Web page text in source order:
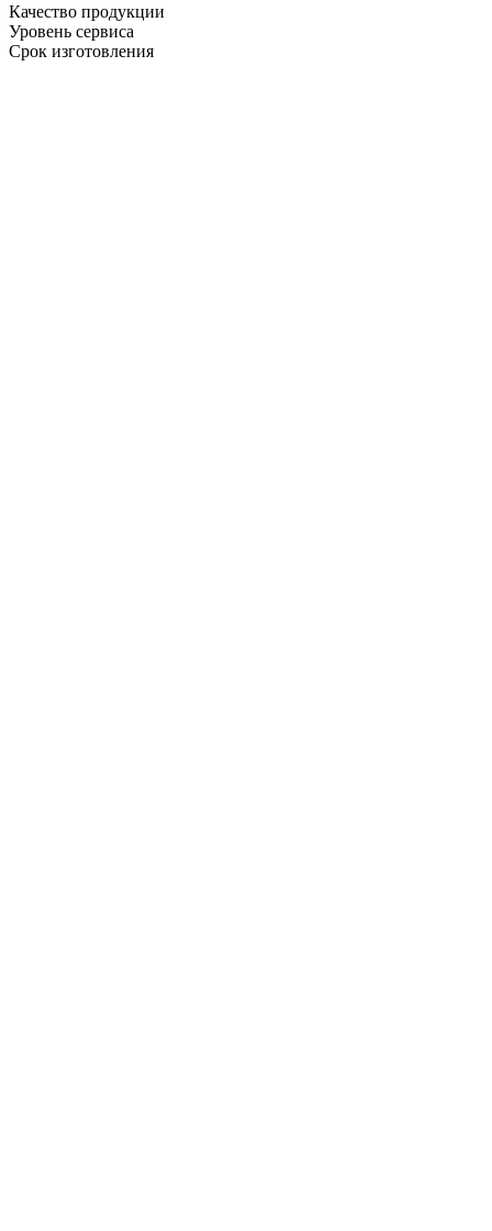
Качество продукции
Уровень сервиса
Срок изготовления